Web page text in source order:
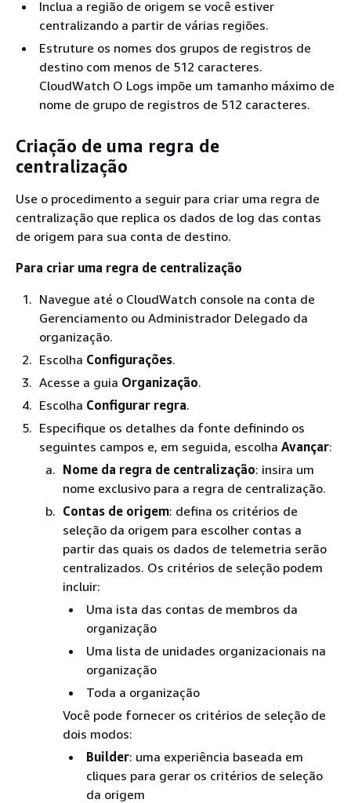
Inclua a região de origem se você estiver
centralizando a partir de várias regiões.
Estruture os nomes dos grupos de registros de
destino com menos de 512 caracteres.
CloudWatch O Logs impõe um tamanho máximo de
nome de grupo de registros de 512 caracteres.
Criação de uma regra de
centralização
Use o procedimento a seguir para criar uma regra de
centralização que replica os dados de log das contas
de origem para sua conta de destino.
Para criar uma regra de centralização
Navegue até o CloudWatch console na conta de
Gerenciamento ou Administrador Delegado da
organização.
Escolha Configurações.
Acesse a guia Organização.
Escolha Configurar regra.
Especifique os detalhes da fonte definindo os
seguintes campos e, em seguida, escolha Avançar:
Nome da regra de centralização: insira um
nome exclusivo para a regra de centralização.
Contas de origem: defina os critérios de
seleção da origem para escolher contas a
partir das quais os dados de telemetria serão
centralizados. Os critérios de seleção podem
incluir:
Uma ista das contas de membros da
organização
Uma lista de unidades organizacionais na
organização
Toda a organização
Você pode fornecer os critérios de seleção de
dois modos:
Builder: uma experiência baseada em
cliques para gerar os critérios de seleção
da origem